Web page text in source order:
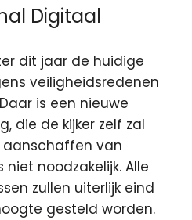
Digitaal
dit jaar de huidige
veiligheidsredenen
is een nieuwe
die de kijker zelf zal
aanschaffen van
noodzakelijk. Alle
zullen uiterlijk eind
gesteld worden.